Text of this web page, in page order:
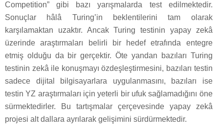
Competition” gibi bazı yarışmalarda test edilmektedir.
Sonuçlar hâlâ Turing’in beklentilerini tam olarak
karşılamaktan uzaktır. Ancak Turing testinin yapay zekâ
üzerinde araştırmaları belirli bir hedef etrafında entegre
etmiş olduğu da bir gerçektir. Öte yandan bazıları Turing
testinin zekâ ile konuşmayı özdeşleştirmesini, bazıları testin
sadece dijital bilgisayarlara uygulanmasını, bazıları ise
testin YZ araştırmaları için yeterli bir ufuk sağlamadığını öne
sürmektedirler. Bu tartışmalar çerçevesinde yapay zekâ
projesi alt dallara ayrılarak gelişimini sürdürmektedir.